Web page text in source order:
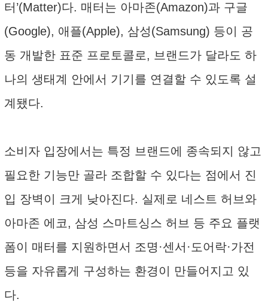
터’(Matter)다. 매터는 아마존(Amazon)과 구글
(Google), 애플(Apple), 삼성(Samsung) 등이 공
동 개발한 표준 프로토콜로, 브랜드가 달라도 하
나의 생태계 안에서 기기를 연결할 수 있도록 설
계됐다.
소비자 입장에서는 특정 브랜드에 종속되지 않고
필요한 기능만 골라 조합할 수 있다는 점에서 진
입 장벽이 크게 낮아진다. 실제로 네스트 허브와
아마존 에코, 삼성 스마트싱스 허브 등 주요 플랫
폼이 매터를 지원하면서 조명·센서·도어락·가전
등을 자유롭게 구성하는 환경이 만들어지고 있
다.